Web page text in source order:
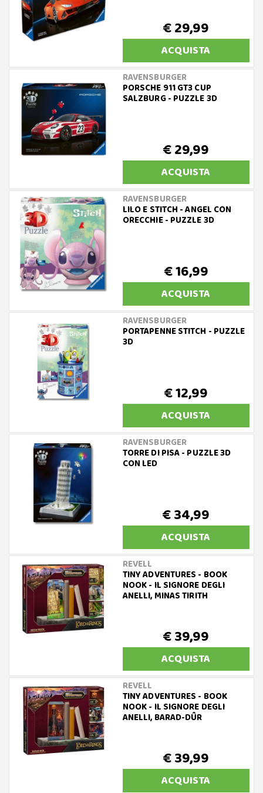
€ 29,99
ACQUISTA
RAVENSBURGER
PORSCHE 911 GT3 CUP
SALZBURG - PUZZLE 3D
€ 29,99
ACQUISTA
RAVENSBURGER
LILO E STITCH - ANGEL CON
ORECCHIE - PUZZLE 3D
€ 16,99
ACQUISTA
RAVENSBURGER
PORTAPENNE STITCH - PUZZLE
3D
€ 12,99
ACQUISTA
RAVENSBURGER
TORRE DI PISA - PUZZLE 3D
CON LED
€ 34,99
ACQUISTA
REVELL
TINY ADVENTURES - BOOK
NOOK - IL SIGNORE DEGLI
ANELLI, MINAS TIRITH
€ 39,99
ACQUISTA
REVELL
TINY ADVENTURES - BOOK
NOOK - IL SIGNORE DEGLI
ANELLI, BARAD-DÛR
€ 39,99
ACQUISTA